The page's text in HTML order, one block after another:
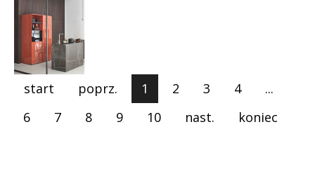
start poprz. 1 2 3 4
...
6
7 8 9 10 nast. koniec